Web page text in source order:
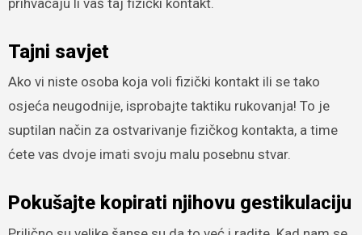
Tajni savjet
Ako vi niste osoba koja voli fizički kontakt ili se tako
osjeća neugodnije, isprobajte taktiku rukovanja! To je
suptilan način za ostvarivanje fizičkog kontakta, a time
ćete vas dvoje imati svoju malu posebnu stvar.
Pokušajte kopirati njihovu gestikulaciju